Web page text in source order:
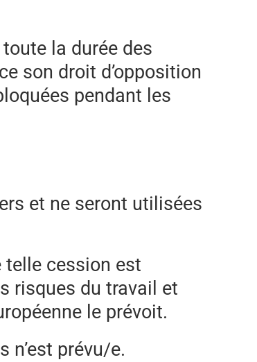
la durée des
son droit d’opposition
pendant les
et ne seront utilisées
telle cession est
risques du travail et
le prévoit.
n’est prévu/e.